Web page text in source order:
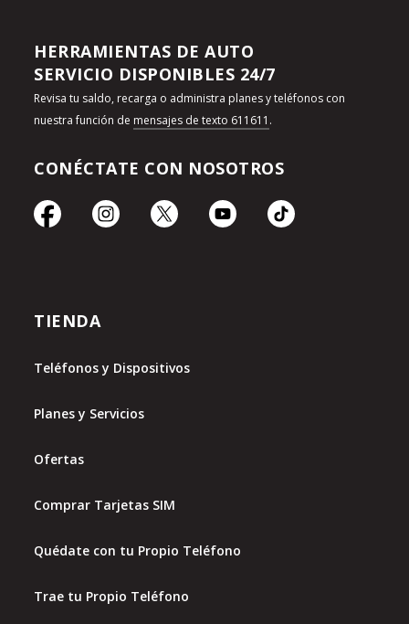
HERRAMIENTAS DE AUTO
SERVICIO DISPONIBLES 24/7
Revisa tu saldo, recarga o administra planes y teléfonos con
nuestra función de mensajes de texto 611611 .
CONÉCTATE CON NOSOTROS
TIENDA
Teléfonos y Dispositivos
Planes y Servicios
Ofertas
Comprar Tarjetas SIM
Quédate con tu Propio Teléfono
Trae tu Propio Teléfono